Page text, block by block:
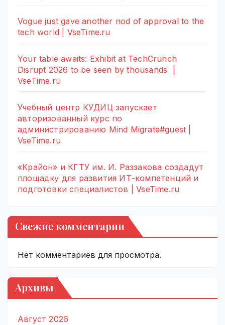
Vogue just gave another nod of approval to the
tech world | VseTime.ru
Your table awaits: Exhibit at TechCrunch
Disrupt 2026 to be seen by thousands |
VseTime.ru
Учебный центр КУДИЦ запускает
авторизованный курс по
администрированию Mind Migrate#guest |
VseTime.ru
«Крайон» и КГТУ им. И. Раззакова создадут
площадку для развития ИТ-компетенций и
подготовки специалистов | VseTime.ru
Свежие комментарии
Нет комментариев для просмотра.
Архивы
Август 2026